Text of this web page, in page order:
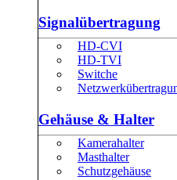
Signalübertragung
HD-CVI
HD-TVI
Switche
Gehäuse & Halter
Kamerahalter
Masthalter
Schutzgehäuse